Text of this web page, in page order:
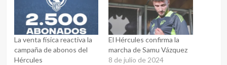
La venta física reactiva la
campaña de abonos del
Hércules
El Hércules confirma la
marcha de Samu Vázquez
8 de julio de 2024